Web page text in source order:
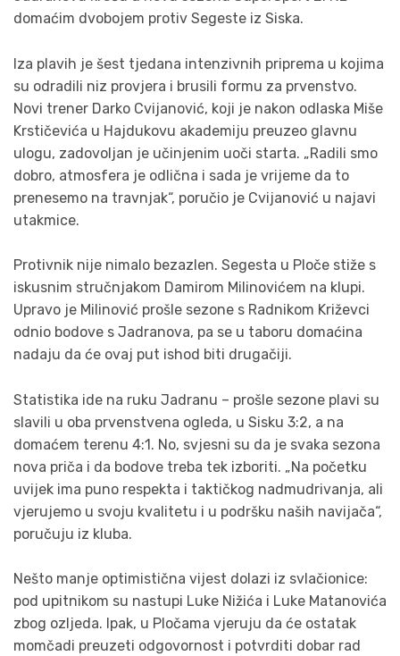
domaćim dvobojem protiv Segeste iz Siska.
Iza plavih je šest tjedana intenzivnih priprema u kojima
su odradili niz provjera i brusili formu za prvenstvo.
Novi trener Darko Cvijanović, koji je nakon odlaska Miše
Krstičevića u Hajdukovu akademiju preuzeo glavnu
ulogu, zadovoljan je učinjenim uoči starta. „Radili smo
dobro, atmosfera je odlična i sada je vrijeme da to
prenesemo na travnjak“, poručio je Cvijanović u najavi
utakmice.
Protivnik nije nimalo bezazlen. Segesta u Ploče stiže s
iskusnim stručnjakom Damirom Milinovićem na klupi.
Upravo je Milinović prošle sezone s Radnikom Križevci
odnio bodove s Jadranova, pa se u taboru domaćina
nadaju da će ovaj put ishod biti drugačiji.
Statistika ide na ruku Jadranu – prošle sezone plavi su
slavili u oba prvenstvena ogleda, u Sisku 3:2, a na
domaćem terenu 4:1. No, svjesni su da je svaka sezona
nova priča i da bodove treba tek izboriti. „Na početku
uvijek ima puno respekta i taktičkog nadmudrivanja, ali
vjerujemo u svoju kvalitetu i u podršku naših navijača“,
poručuju iz kluba.
Nešto manje optimistična vijest dolazi iz svlačionice:
pod upitnikom su nastupi Luke Nižića i Luke Matanovića
zbog ozljeda. Ipak, u Pločama vjeruju da će ostatak
momčadi preuzeti odgovornost i potvrditi dobar rad